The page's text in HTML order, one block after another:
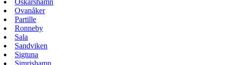
Oskarshamn
Ovanåker
Partille
Ronneby
Sala
Sandviken
Sigtuna
Simrishamn